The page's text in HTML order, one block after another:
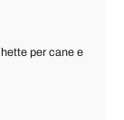
per cane e